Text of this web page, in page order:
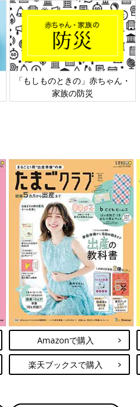
「もしものときの」赤ちゃん・
家族の防災
Amazonで購入
楽天ブックスで購入